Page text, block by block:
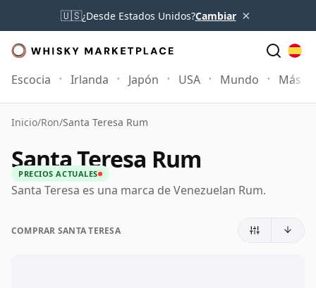
🇺🇸¿Desde Estados Unidos?Cambiar ×
Escocia Irlanda Japón USA Mundo Más
Inicio/Ron/Santa Teresa Rum
Santa Teresa Rum
PRECIOS ACTUALES
Santa Teresa es una marca de Venezuelan Rum.
COMPRAR SANTA TERESA